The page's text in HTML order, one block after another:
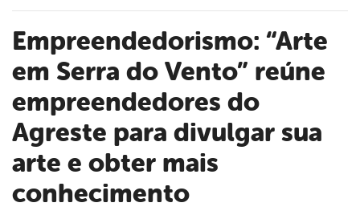
Empreendedorismo: “Arte
em Serra do Vento” reúne
empreendedores do
Agreste para divulgar sua
arte e obter mais
conhecimento